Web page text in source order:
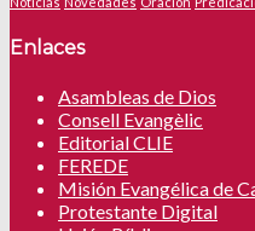
Enlaces
Asambleas de Dios
Consell Evangèlic
Editorial CLIE
FEREDE
Misión Evangélica de
Protestante Digital